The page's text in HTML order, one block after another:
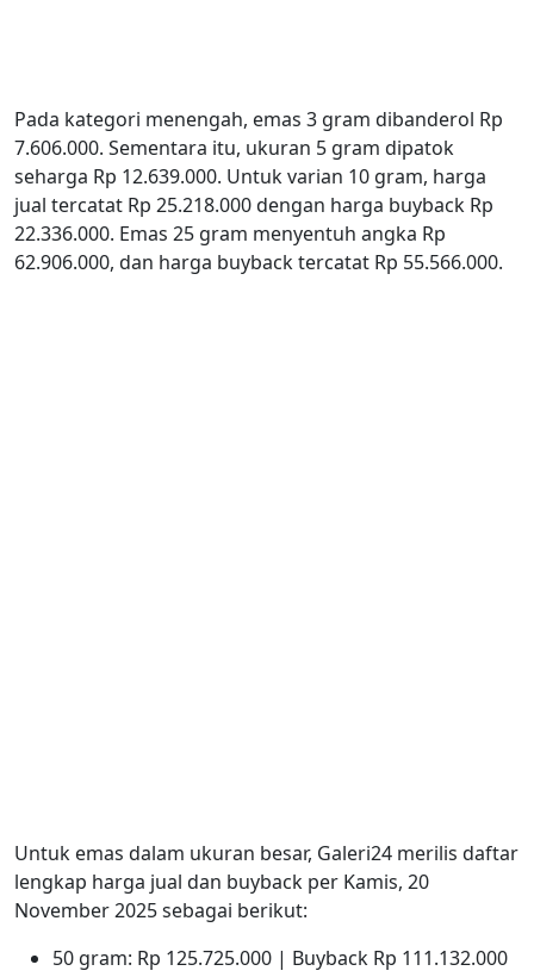
Pada kategori menengah, emas 3 gram dibanderol Rp
7.606.000. Sementara itu, ukuran 5 gram dipatok
seharga Rp 12.639.000. Untuk varian 10 gram, harga
jual tercatat Rp 25.218.000 dengan harga buyback Rp
22.336.000. Emas 25 gram menyentuh angka Rp
62.906.000, dan harga buyback tercatat Rp 55.566.000.
Untuk emas dalam ukuran besar, Galeri24 merilis daftar
lengkap harga jual dan buyback per Kamis, 20
November 2025 sebagai berikut:
50 gram: Rp 125.725.000 | Buyback Rp 111.132.000